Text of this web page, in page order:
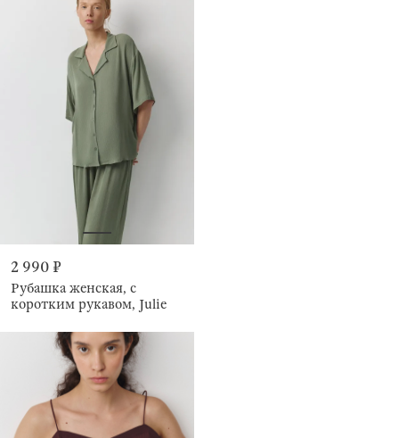
2 990 ₽
Рубашка женская, с
коротким рукавом, Julie